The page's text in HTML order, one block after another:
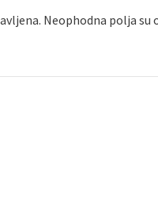
Neophodna polja su